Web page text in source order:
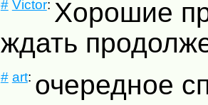
# Victor: Хорошие
ждать
# art: очередное